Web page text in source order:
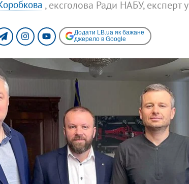
, ексголова Ради НАБУ, експерт
Додати LB.ua як бажане
джерело в Google